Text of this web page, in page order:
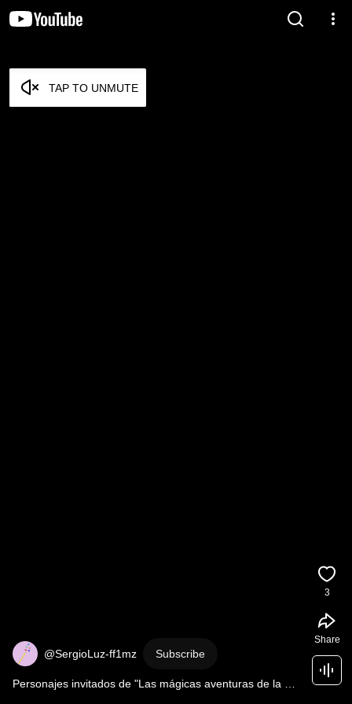
TAP TO UNMUTE
@SergioLuz-ff1mz Subscribe
Personajes invitados de "Las mágicas aventuras de la
3
Share